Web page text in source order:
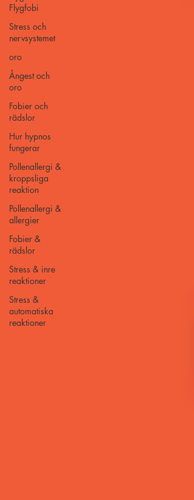
Flygfobi
Stress och
nervsystemet
oro
Ångest och
oro
Fobier och
rädslor
Hur hypnos
fungerar
Pollenallergi &
kroppsliga
reaktion
Pollenallergi &
allergier
Fobier &
rädslor
Stress & inre
reaktioner
Stress &
automatiska
reaktioner